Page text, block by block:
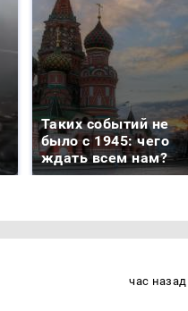
Таких событий не
было с 1945: чего
ждать всем нам?
час назад